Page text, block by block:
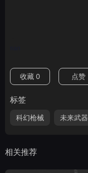
收藏 0 点赞
标签
科幻枪械 未来武器
相关推荐